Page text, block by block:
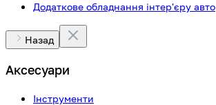
Додаткове обладнання інтер'єру авто
Назад
Аксесуари
Інструменти